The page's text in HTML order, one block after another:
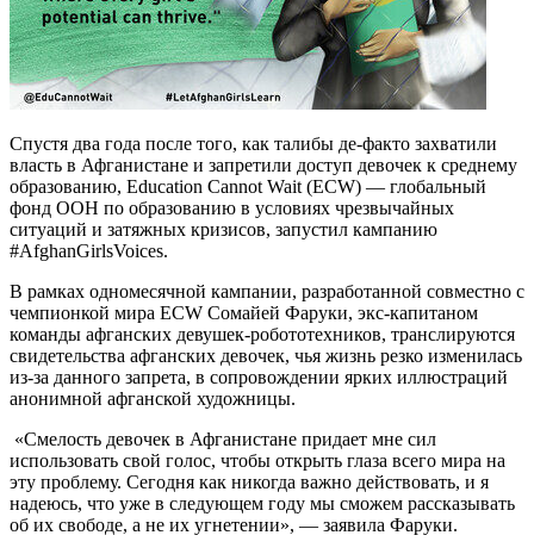
Спустя два года после того, как талибы де-факто захватили
власть в Афганистане и запретили доступ девочек к среднему
образованию, Education Cannot Wait (ECW) — глобальный
фонд ООН по образованию в условиях чрезвычайных
ситуаций и затяжных кризисов, запустил кампанию
#AfghanGirlsVoices.
В рамках одномесячной кампании, разработанной совместно с
чемпионкой мира ECW Сомайей Фаруки, экс-капитаном
команды афганских девушек-робототехников, транслируются
свидетельства афганских девочек, чья жизнь резко изменилась
из-за данного запрета, в сопровождении ярких иллюстраций
анонимной афганской художницы.
«Смелость девочек в Афганистане придает мне сил
использовать свой голос, чтобы открыть глаза всего мира на
эту проблему. Сегодня как никогда важно действовать, и я
надеюсь, что уже в следующем году мы сможем рассказывать
об их свободе, а не их угнетении», — заявила Фаруки.